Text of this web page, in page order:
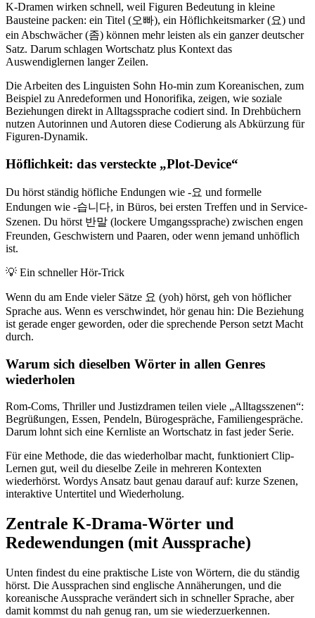
K-Dramen wirken schnell, weil Figuren Bedeutung in kleine
Bausteine packen: ein Titel (오빠), ein Höflichkeitsmarker (요) und
ein Abschwächer (좀) können mehr leisten als ein ganzer deutscher
Satz. Darum schlagen Wortschatz plus Kontext das
Auswendiglernen langer Zeilen.
Die Arbeiten des Linguisten Sohn Ho-min zum Koreanischen, zum
Beispiel zu Anredeformen und Honorifika, zeigen, wie soziale
Beziehungen direkt in Alltagssprache codiert sind. In Drehbüchern
nutzen Autorinnen und Autoren diese Codierung als Abkürzung für
Figuren-Dynamik.
Höflichkeit: das versteckte „Plot-Device“
Du hörst ständig höfliche Endungen wie -요 und formelle
Endungen wie -습니다, in Büros, bei ersten Treffen und in Service-
Szenen. Du hörst 반말 (lockere Umgangssprache) zwischen engen
Freunden, Geschwistern und Paaren, oder wenn jemand unhöflich
ist.
💡 Ein schneller Hör-Trick
Wenn du am Ende vieler Sätze 요 (yoh) hörst, geh von höflicher
Sprache aus. Wenn es verschwindet, hör genau hin: Die Beziehung
ist gerade enger geworden, oder die sprechende Person setzt Macht
durch.
Warum sich dieselben Wörter in allen Genres
wiederholen
Rom-Coms, Thriller und Justizdramen teilen viele „Alltagsszenen“:
Begrüßungen, Essen, Pendeln, Bürogespräche, Familiengespräche.
Darum lohnt sich eine Kernliste an Wortschatz in fast jeder Serie.
Für eine Methode, die das wiederholbar macht, funktioniert Clip-
Lernen gut, weil du dieselbe Zeile in mehreren Kontexten
wiederhörst. Wordys Ansatz baut genau darauf auf: kurze Szenen,
interaktive Untertitel und Wiederholung.
Zentrale K-Drama-Wörter und
Redewendungen (mit Aussprache)
Unten findest du eine praktische Liste von Wörtern, die du ständig
hörst. Die Aussprachen sind englische Annäherungen, und die
koreanische Aussprache verändert sich in schneller Sprache, aber
damit kommst du nah genug ran, um sie wiederzuerkennen.